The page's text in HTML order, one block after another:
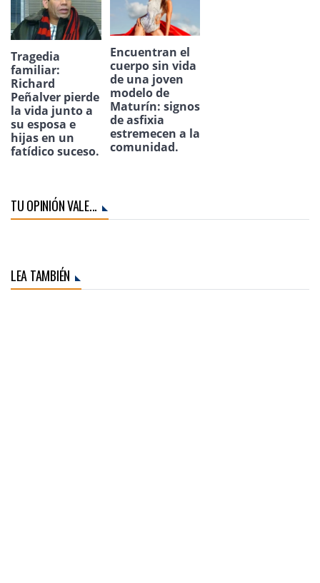
Tragedia
familiar:
Richard
Peñalver pierde
la vida junto a
su esposa e
hijas en un
fatídico suceso.
Encuentran el
cuerpo sin vida
de una joven
modelo de
Maturín: signos
de asfixia
estremecen a la
comunidad.
TU OPINIÓN VALE...
LEA TAMBIÉN